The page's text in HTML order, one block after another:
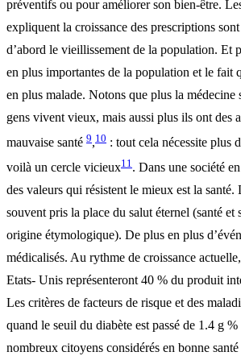
préventifs ou pour améliorer son bien-être.
expliquent la croissance des prescriptions
d’abord le vieillissement de la population. Et
en plus importantes de la population et le fait
en plus malade. Notons que plus la médecine
gens vivent vieux, mais aussi plus ils ont des
mauvaise santé 9,10 : tout cela nécessite plus
voilà un cercle vicieux11 . Dans une société
des valeurs qui résistent le mieux est la santé.
souvent pris la place du salut éternel (santé et
origine étymologique). De plus en plus
médicalisés. Au rythme de croissance
Etats- Unis représenteront 40 % du produit
Les critères de facteurs de risque et des
quand le seuil du diabète est passé de 1.4 g
nombreux citoyens considérés en bonne